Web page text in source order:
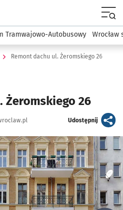
podserwis:
Tramwajowo-Autobusowy Wrocław
Remont dachu ul. Żeromskiego 26
Żeromskiego 26
Udostępnijartykuł